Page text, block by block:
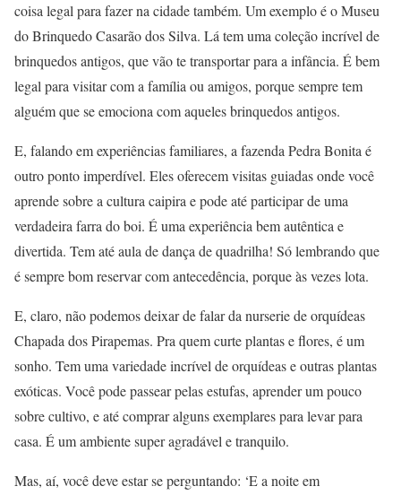
coisa legal para fazer na cidade também. Um exemplo é o Museu
do Brinquedo Casarão dos Silva. Lá tem uma coleção incrível de
brinquedos antigos, que vão te transportar para a infância. É bem
legal para visitar com a família ou amigos, porque sempre tem
alguém que se emociona com aqueles brinquedos antigos.
E, falando em experiências familiares, a fazenda Pedra Bonita é
outro ponto imperdível. Eles oferecem visitas guiadas onde você
aprende sobre a cultura caipira e pode até participar de uma
verdadeira farra do boi. É uma experiência bem autêntica e
divertida. Tem até aula de dança de quadrilha! Só lembrando que
é sempre bom reservar com antecedência, porque às vezes lota.
E, claro, não podemos deixar de falar da nurserie de orquídeas
Chapada dos Pirapemas. Pra quem curte plantas e flores, é um
sonho. Tem uma variedade incrível de orquídeas e outras plantas
exóticas. Você pode passear pelas estufas, aprender um pouco
sobre cultivo, e até comprar alguns exemplares para levar para
casa. É um ambiente super agradável e tranquilo.
Mas, aí, você deve estar se perguntando: ‘E a noite em